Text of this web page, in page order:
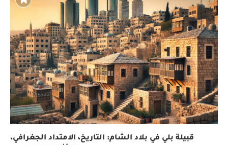
قبيلة بلي في بلاد الشام: التاريخ، الامتداد الجغرافي،